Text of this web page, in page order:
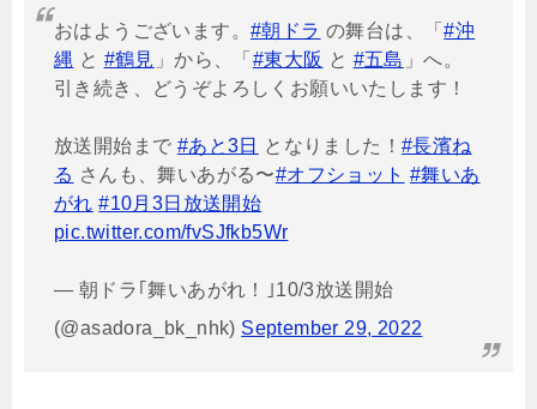
おはようございます。 #朝ドラ の舞台は、「#沖
縄 と #鶴見 」から、「 #東大阪 と #五島 」へ。
引き続き、どうぞよろしくお願いいたします！
放送開始まで #あと3日 となりました！#長濱ね
る さんも、舞いあがる〜#オフショット #舞いあ
がれ #10月3日放送開始
pic.twitter.com/fvSJfkb5Wr
— 朝ドラ｢舞いあがれ！｣10/3放送開始
(@asadora_bk_nhk) September 29, 2022